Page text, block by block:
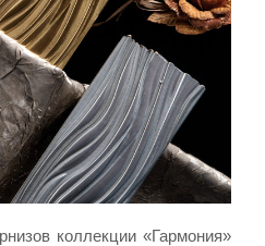
коллекции «Гармония»